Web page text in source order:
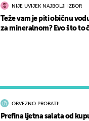
OBVEZNO PROBATI!
Prefina ljetna salata od
NIJE UVIJEK NAJBOLJI IZBOR
Teže vam je piti običnu
za mineralnom? Evo što to